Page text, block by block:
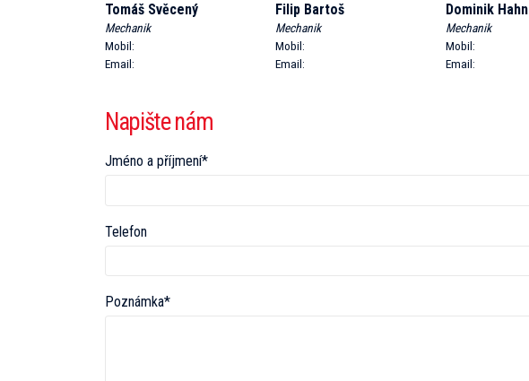
Tomáš Svěcený
Mechanik
Mobil:
Email:
Filip Bartoš
Mechanik
Mobil:
Email:
Dominik Hahn
Mechanik
Mobil:
Email:
Napište nám
Jméno a příjmení*
Telefon
Poznámka*